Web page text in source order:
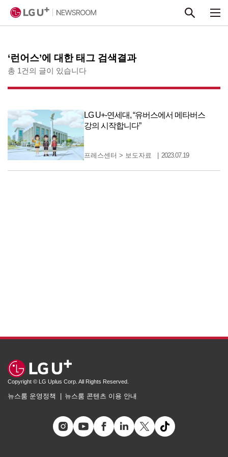
‘런어스’에 대한 태그 검색결과
총 1건의 글이 있습니다
LG U+-연세대, “유버스에서 메타버스
강의 시작합니다”
프레스센터 > 보도자료 2023.07.19
Copyright © LG Uplus Corp. All Rights Reserved.
뉴스룸 운영정책 뉴스룸 콘텐츠 이용 안내